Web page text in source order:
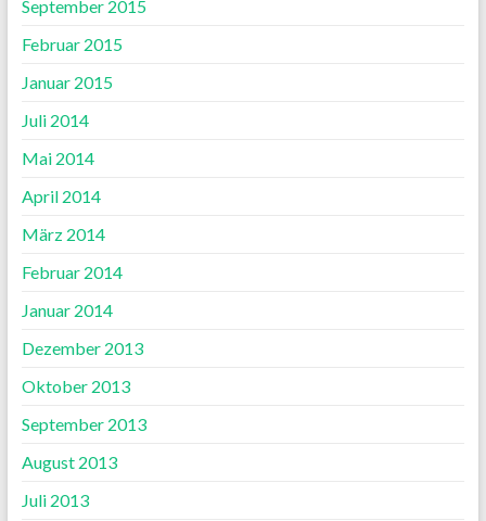
September 2015
Februar 2015
Januar 2015
Juli 2014
Mai 2014
April 2014
März 2014
Februar 2014
Januar 2014
Dezember 2013
Oktober 2013
September 2013
August 2013
Juli 2013